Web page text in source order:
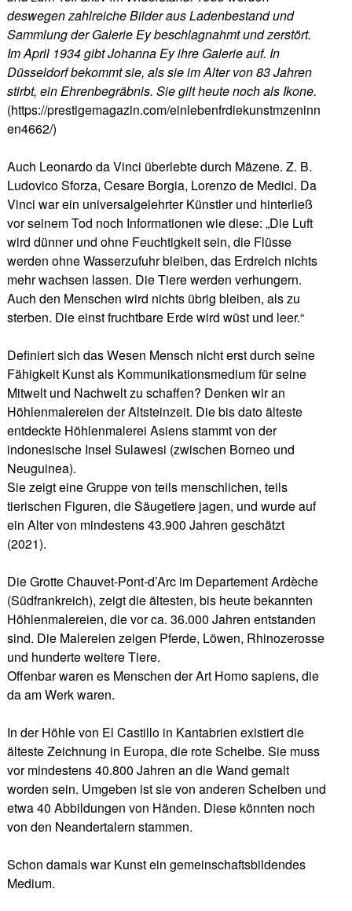
deswegen zahlreiche Bilder aus Ladenbestand und
Sammlung der Galerie Ey beschlagnahmt und zerstört.
Im April 1934 gibt Johanna Ey ihre Galerie auf. In
Düsseldorf bekommt sie, als sie im Alter von 83 Jahren
stirbt, ein Ehrenbegräbnis. Sie gilt heute noch als Ikone.
(https://prestigemagazin.com/einlebenfrdiekunstmzeninn
en4662/)
Auch Leonardo da Vinci überlebte durch Mäzene. Z. B.
Ludovico Sforza, Cesare Borgia, Lorenzo de Medici. Da
Vinci war ein universalgelehrter Künstler und hinterließ
vor seinem Tod noch Informationen wie diese: „Die Luft
wird dünner und ohne Feuchtigkeit sein, die Flüsse
werden ohne Wasserzufuhr bleiben, das Erdreich nichts
mehr wachsen lassen. Die Tiere werden verhungern.
Auch den Menschen wird nichts übrig bleiben, als zu
sterben. Die einst fruchtbare Erde wird wüst und leer.“
Definiert sich das Wesen Mensch nicht erst durch seine
Fähigkeit Kunst als Kommunikationsmedium für seine
Mitwelt und Nachwelt zu schaffen? Denken wir an
Höhlenmalereien der Altsteinzeit. Die bis dato älteste
entdeckte Höhlenmalerei Asiens stammt von der
indonesische Insel Sulawesi (zwischen Borneo und
Neuguinea).
Sie zeigt eine Gruppe von teils menschlichen, teils
tierischen Figuren, die Säugetiere jagen, und wurde auf
ein Alter von mindestens 43.900 Jahren geschätzt
(2021).
Die Grotte Chauvet-Pont-d’Arc im Departement Ardèche
(Südfrankreich), zeigt die ältesten, bis heute bekannten
Höhlenmalereien, die vor ca. 36.000 Jahren entstanden
sind. Die Malereien zeigen Pferde, Löwen, Rhinozerosse
und hunderte weitere Tiere.
Offenbar waren es Menschen der Art Homo sapiens, die
da am Werk waren.
In der Höhle von El Castillo in Kantabrien existiert die
älteste Zeichnung in Europa, die rote Scheibe. Sie muss
vor mindestens 40.800 Jahren an die Wand gemalt
worden sein. Umgeben ist sie von anderen Scheiben und
etwa 40 Abbildungen von Händen. Diese könnten noch
von den Neandertalern stammen.
Schon damals war Kunst ein gemeinschaftsbildendes
Medium.